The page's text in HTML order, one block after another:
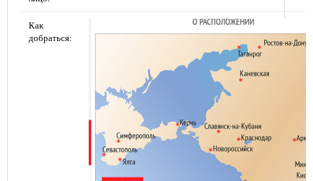
Как
добраться: